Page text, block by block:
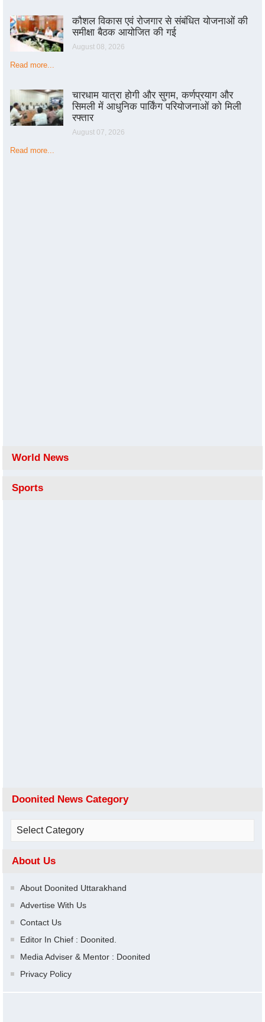
कौशल विकास एवं रोजगार से संबंधित योजनाओं की
समीक्षा बैठक आयोजित की गई
August 08, 2026
Read more...
चारधाम यात्रा होगी और सुगम, कर्णप्रयाग और
सिमली में आधुनिक पार्किंग परियोजनाओं को मिली
रफ्तार
August 07, 2026
Read more...
World News
Sports
Doonited News Category
About Us
About Doonited Uttarakhand
Advertise With Us
Contact Us
Editor In Chief : Doonited.
Media Adviser & Mentor : Doonited
Privacy Policy